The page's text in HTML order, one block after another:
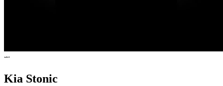
Kia Stonic